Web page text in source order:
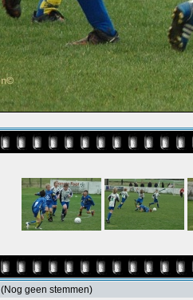
(Nog geen stemmen)